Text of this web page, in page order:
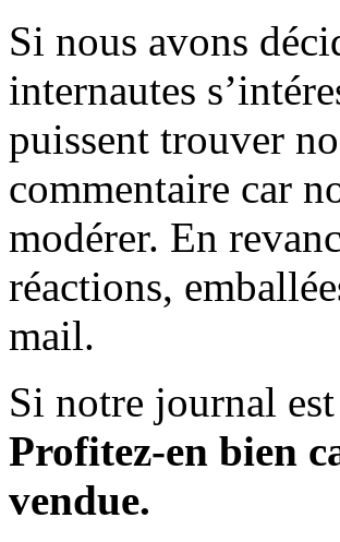
Si nous avons
internautes
puissent trouver
commentaire car
modérer. En
réactions,
mail.
Si notre journal
Profitez-en bien
vendue.